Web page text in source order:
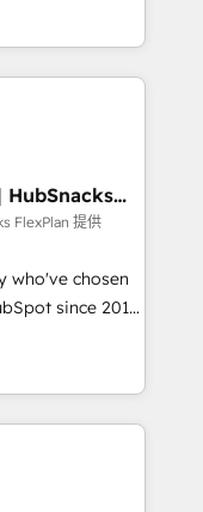
Year 🏆2016
🏆2015
HubSpot
Marketplace
and
great
modules,
content and
our bright
we
tell us
HubSnacks
FlexPlan 提供
who've chosen
since 2014
fixing existing
|
project... ⬅️